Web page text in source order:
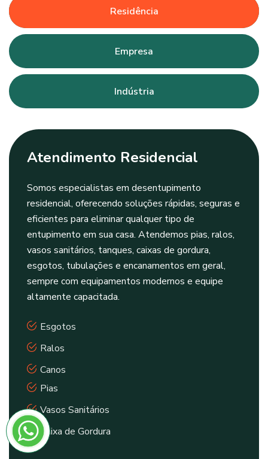
Residência
Empresa
Indústria
Atendimento Residencial
Somos especialistas em desentupimento
residencial, oferecendo soluções rápidas, seguras e
eficientes para eliminar qualquer tipo de
entupimento em sua casa. Atendemos pias, ralos,
vasos sanitários, tanques, caixas de gordura,
esgotos, tubulações e encanamentos em geral,
sempre com equipamentos modernos e equipe
altamente capacitada.
Esgotos
Ralos
Canos
Pias
Vasos Sanitários
Caixa de Gordura